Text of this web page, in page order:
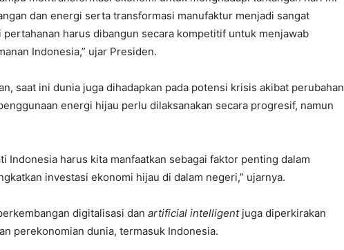
dan energi serta transformasi manufaktur menjadi sangat
harus dibangun secara kompetitif untuk menjawab
Indonesia,” ujar Presiden.
saat ini dunia juga dihadapkan pada potensi krisis akibat perubahan
energi hijau perlu dilaksanakan secara progresif, namun
Indonesia harus kita manfaatkan sebagai faktor penting dalam
investasi ekonomi hijau di dalam negeri,” ujarnya.
digitalisasi dan artificial intelligentjuga diperkirakan
perekonomian dunia, termasuk Indonesia.